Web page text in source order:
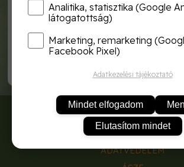
zki karalábé szentesi fóliás
kék 2g
zki
RÓLUNK
SZÁLLÍTÁSI DÍJAK
ADATVÉDELEM
Analitika, statisztika (Google
látogatottság)
Marketing, remarketing
Facebook Pixel)
Adatkezelési tájékoztató
Mindet elfogadom
Elutasítom mindet